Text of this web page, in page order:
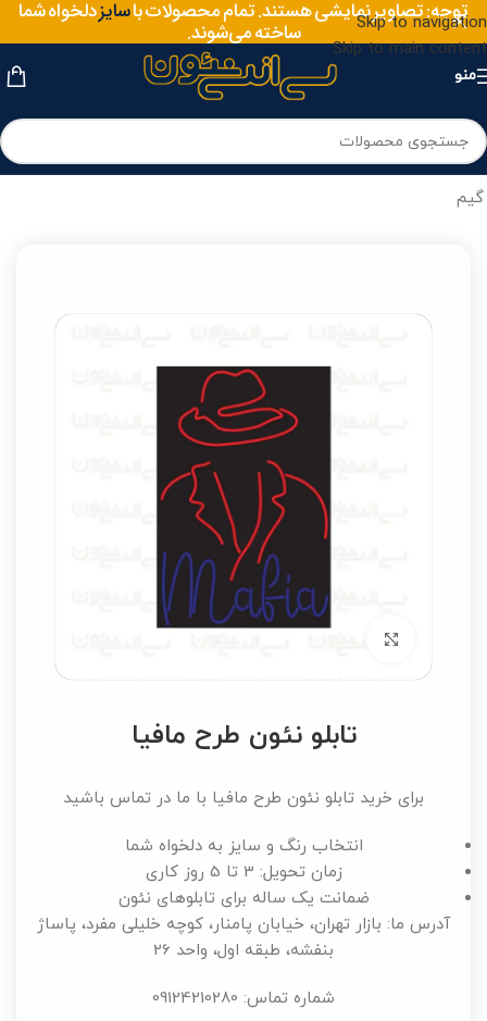
Skip to navigation
Skip to main content
توجه: تصاویر نمایشی هستند. تمام محصولات باسایزدلخواه شما
ساخته می‌شوند.
منو
خانه
تابلو نئون طرح مافیا
برای خرید تابلو نئون طرح مافیا با ما در تماس باشید
انتخاب رنگ و سایز به دلخواه شما
زمان تحویل: 3 تا 5 روز کاری
ضمانت یک ساله برای تابلوهای نئون
آدرس ما: بازار تهران، خیابان پامنار، کوچه خلیلی مفرد، پاساژ
بنفشه، طبقه اول، واحد 26
شماره تماس: 09124210280